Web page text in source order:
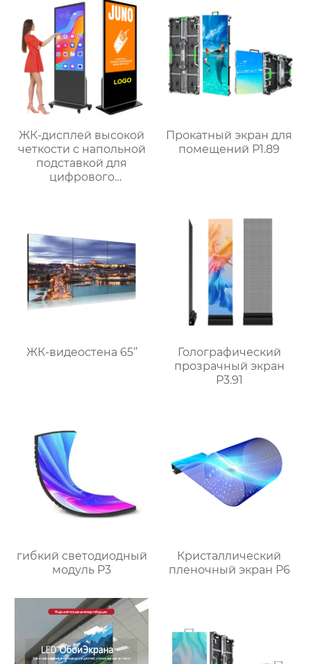
ЖК-дисплей высокой
четкости с напольной
подставкой для
цифрового
Прокатный экран для
помещений P1.89
ЖК-видеостена 65‘’
Голографический
прозрачный экран
P3.91
гибкий светодиодный
модуль P3
Кристаллический
пленочный экран P6